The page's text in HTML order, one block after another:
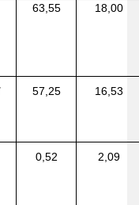
63,55 18,00
57,25 16,53
0,52 2,09